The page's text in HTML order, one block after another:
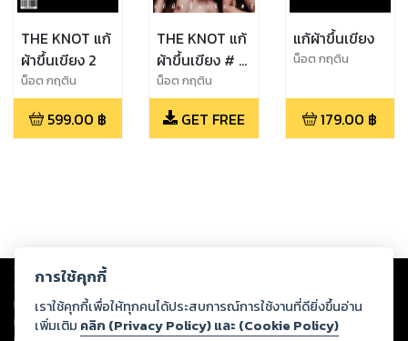
THE KNOT แก้
ผ้าขึ้นเขียง 2
น็อต กฤติน
599.00 ฿
THE KNOT แก้
ผ้าขึ้นเขียง # 2
(Sample)
น็อต กฤติน
GET FREE
แก้ผ้าขึ้นเขียง
น็อต กฤติน
179.00 ฿
Copyright © 2026
ต่อผลงานหรือเนื้อหาใดที่อัปโหลดผ่านเว็บไซต์และปรากฏว่าละเมิดสิทธิใน
ทรัพย์สินทางปัญญาของบุคคลอื่นหรือขัดต่อกฎหมายและศีลธรรม ดังนั้น ผู้อ่าน
ทุกท่านโปรดใช้วิจารณญาณในการกลั่นกรองด้วยตนเอง และหากท่านพบว่าส่วน
การใช้คุกกี้
เราใช้คุกกี้เพื่อให้ทุกคนได้ประสบการณ์การใช้งานที่ดียิ่งขึ้นอ่าน
เพิ่มเติม คลิก (Privacy Policy) และ (Cookie Policy)